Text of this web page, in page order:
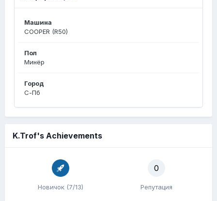
Машина
COOPER (R50)
Пол
Минёр
Город
С-Пб
K.Trof's Achievements
Новичок (7/13)
0
Репутация